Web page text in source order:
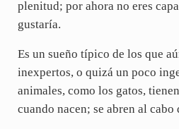
plenitud; por ahora no eres
gustaría.
Es un sueño típico de los que
inexpertos, o quizá un poco
animales, como los gatos,
cuando nacen; se abren al